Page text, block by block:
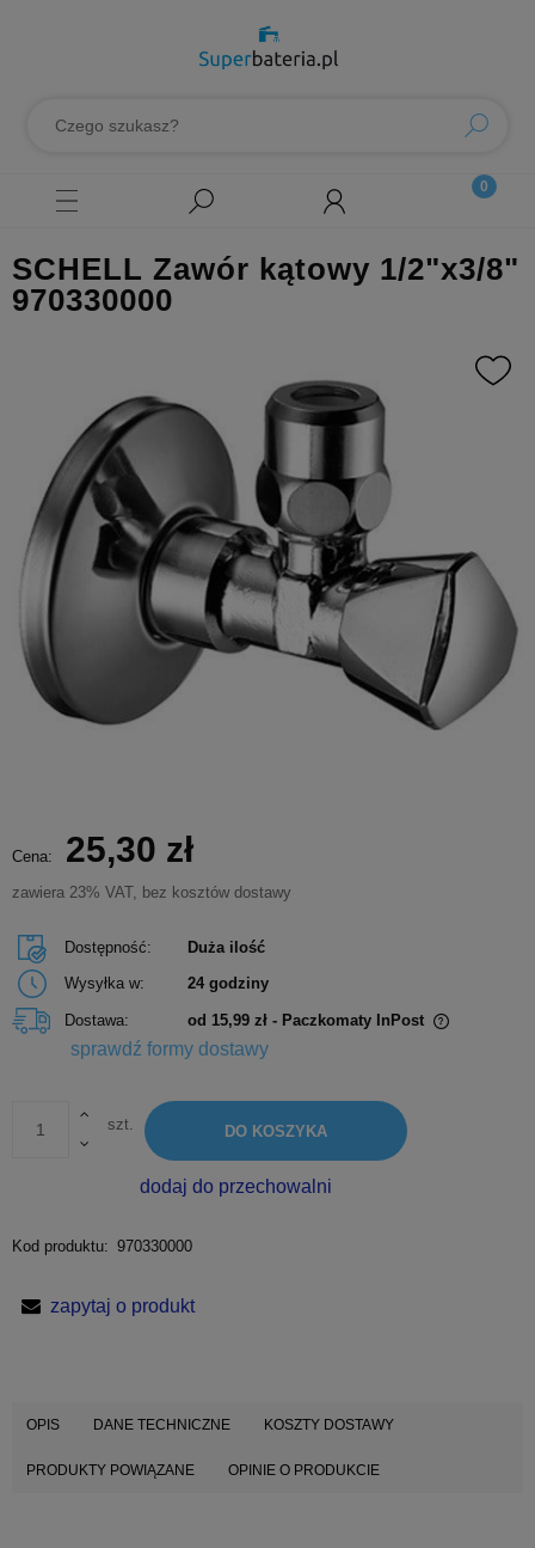
SCHELL Zawór kątowy 1/2"x3/8"
970330000
Cena: 25,30 zł
zawiera 23% VAT, bez kosztów dostawy
Dostępność:
Duża ilość
Wysyłka w:
24 godziny
Dostawa: od 15,99 zł - Paczkomaty InPost
Cena nie zawiera ewentualnych kosztów płatności
sprawdź formy dostawy
szt. DO KOSZYKA
dodaj do przechowalni
Kod produktu: 970330000
zapytaj o produkt
OPIS DANE TECHNICZNE KOSZTY DOSTAWY
PRODUKTY POWIĄZANE OPINIE O PRODUKCIE